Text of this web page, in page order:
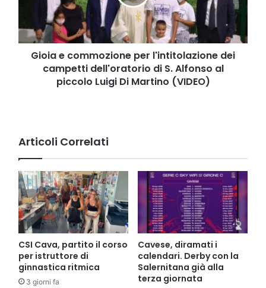
campetti
dell'oratorio
di
Alfonso
piccolo
(VIDEO)
Gioia e commozione per l'intitolazione dei
campetti dell'oratorio di S. Alfonso al
piccolo Luigi Di Martino (VIDEO)
Articoli Correlati
CSI Cava, partito il corso
per istruttore di
ginnastica ritmica
3 giorni fa
Cavese, diramati i
calendari. Derby con la
Salernitana già alla
terza giornata